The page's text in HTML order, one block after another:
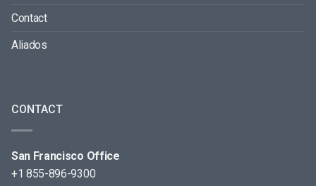
Contact
Aliados
CONTACT
San Francisco Office
+1 855-896-9300